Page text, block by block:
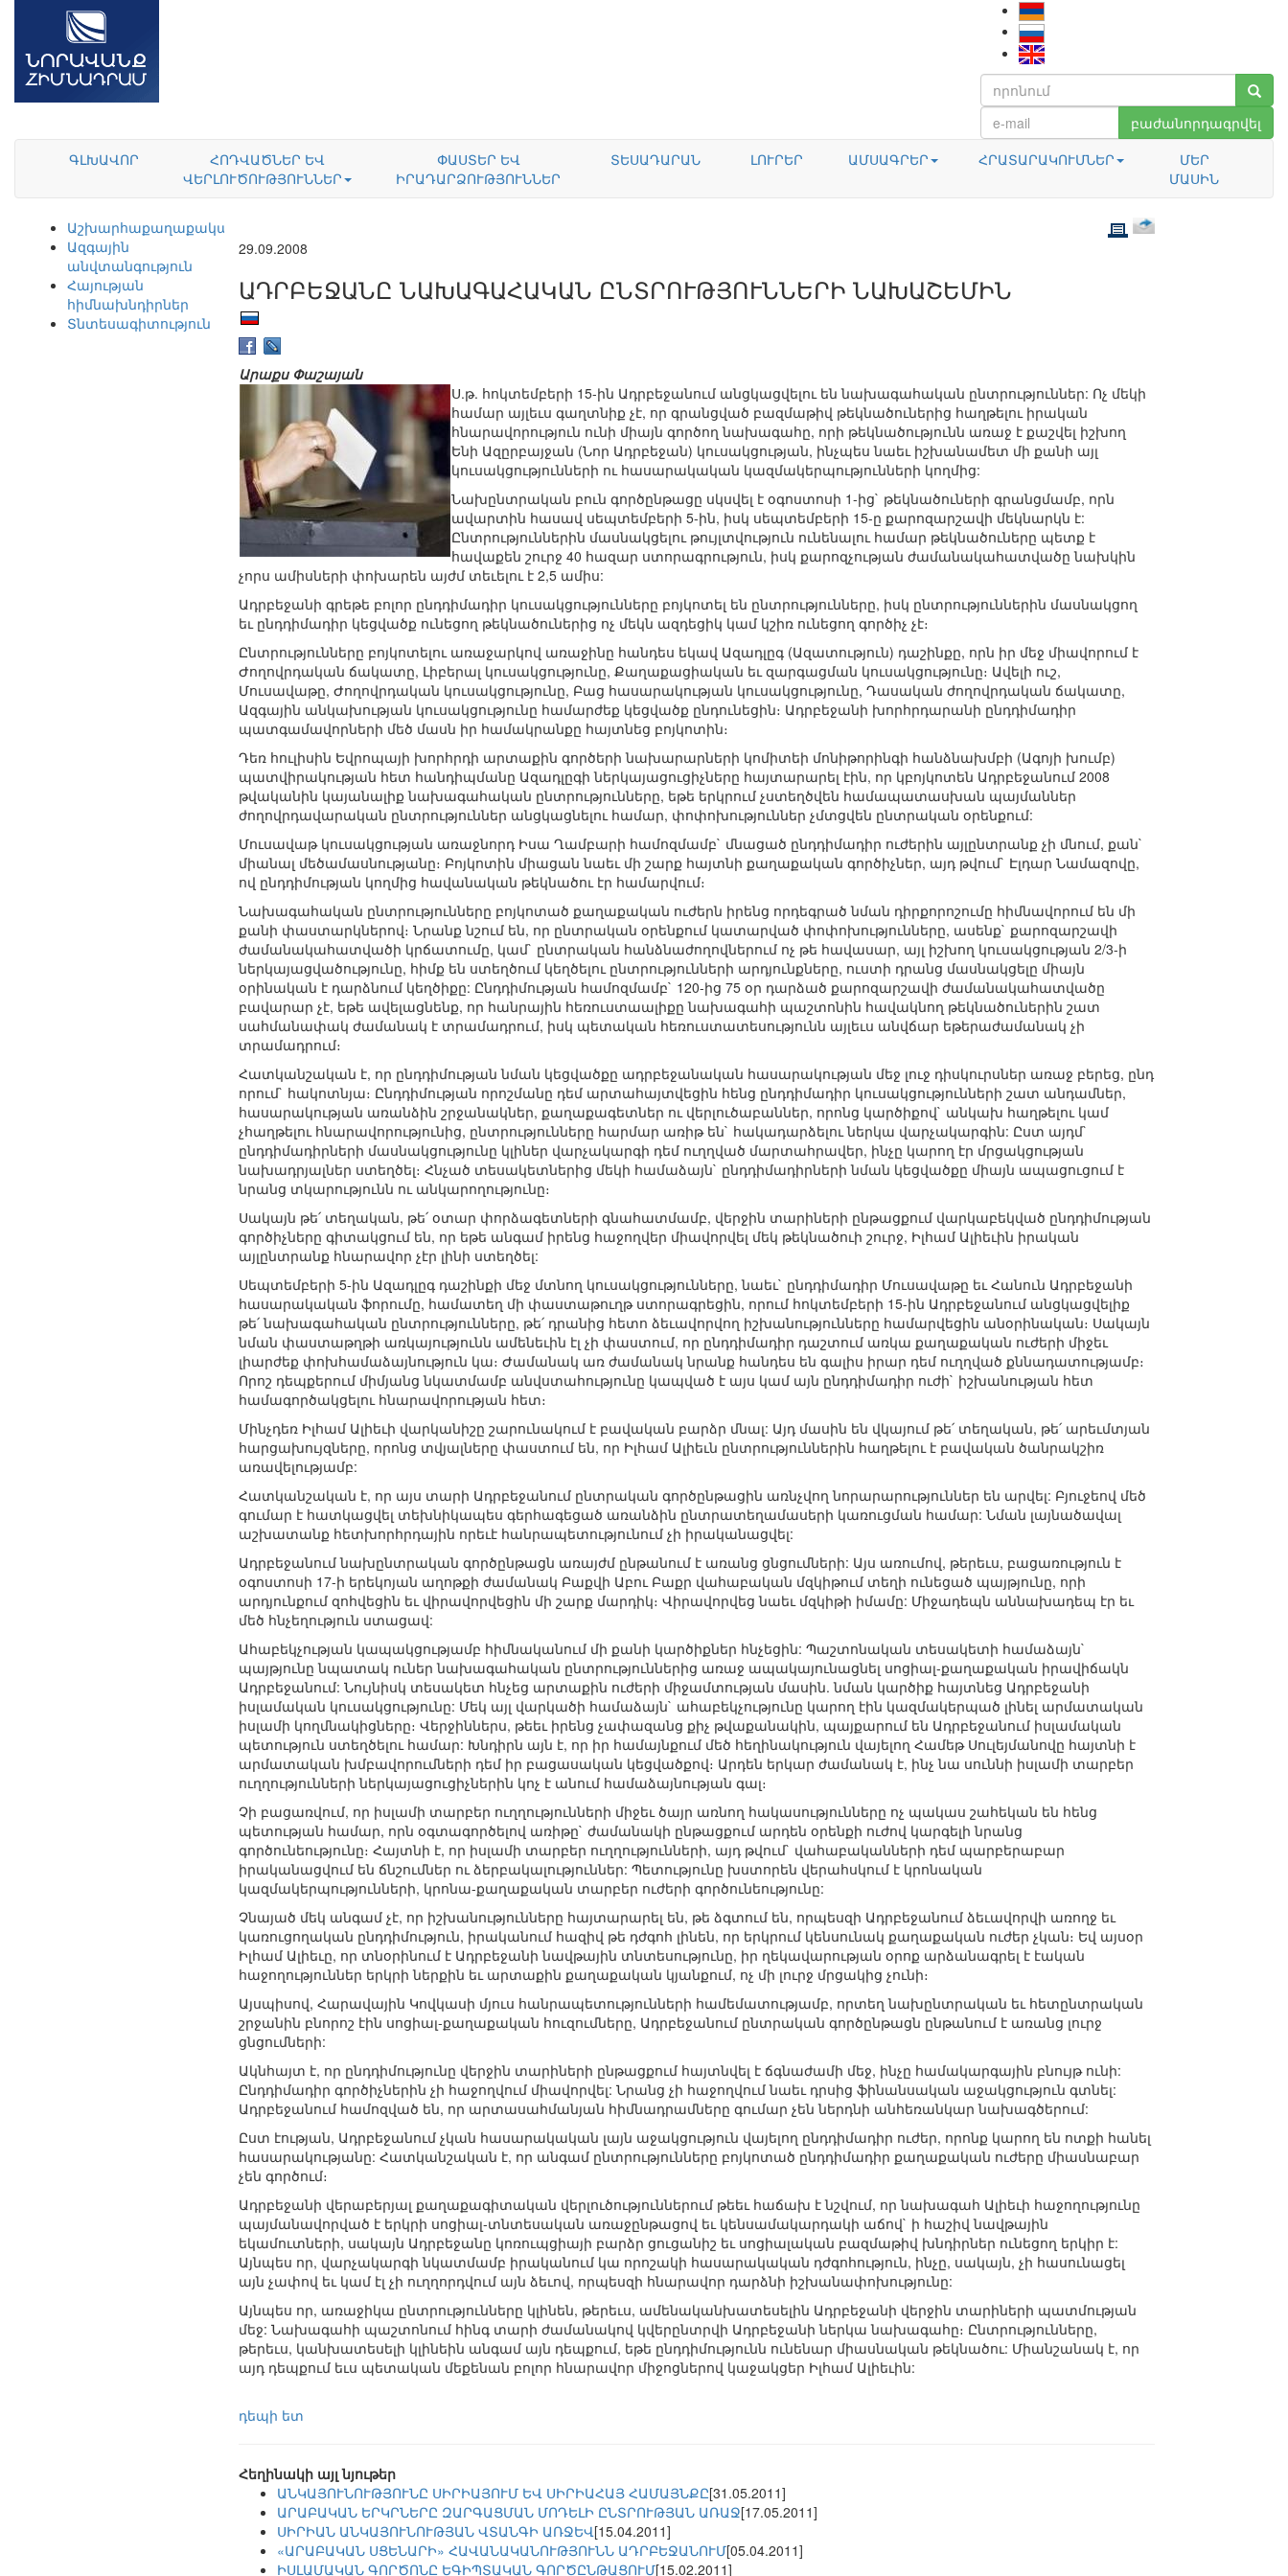
բաժանորդագրվել
ԳԼԽԱՎՈՐ
ՀՈԴՎԱԾՆԵՐ ԵՎ
ՎԵՐԼՈՒԾՈՒԹՅՈՒՆՆԵՐ
ՓԱՍՏԵՐ ԵՎ
ԻՐԱԴԱՐՁՈՒԹՅՈՒՆՆԵՐ
ՏԵՍԱԴԱՐԱՆ ԼՈՒՐԵՐ ԱՄՍԱԳՐԵՐ ՀՐԱՏԱՐԱԿՈՒՄՆԵՐ
ՄԵՐ
ՄԱՍԻՆ
Աշխարհաքաղաքականություն
Ազգային
անվտանգություն
Հայության
հիմնախնդիրներ
Տնտեսագիտություն
29.09.2008
ԱԴՐԲԵՋԱՆԸ ՆԱԽԱԳԱՀԱԿԱՆ ԸՆՏՐՈՒԹՅՈՒՆՆԵՐԻ ՆԱԽԱՇԵՄԻՆ
Արաքս Փաշայան
Ս.թ. հոկտեմբերի 15-ին Ադրբեջանում անցկացվելու են նախագահական ընտրություններ: Ոչ մեկի
համար այլեւս գաղտնիք չէ, որ գրանցված բազմաթիվ թեկնածուներից հաղթելու իրական
հնարավորություն ունի միայն գործող նախագահը, որի թեկնածությունն առաջ է քաշվել իշխող
Ենի Ազըրբայջան (Նոր Ադրբեջան) կուսակցության, ինչպես նաեւ իշխանամետ մի քանի այլ
կուսակցությունների ու հասարակական կազմակերպությունների կողմից:
Նախընտրական բուն գործընթացը սկսվել է օգոստոսի 1-ից` թեկնածուների գրանցմամբ, որն
ավարտին հասավ սեպտեմբերի 5-ին, իսկ սեպտեմբերի 15-ը քարոզարշավի մեկնարկն է:
Ընտրություններին մասնակցելու թույլտվություն ունենալու համար թեկնածուները պետք է
հավաքեն շուրջ 40 հազար ստորագրություն, իսկ քարոզչության ժամանակահատվածը նախկին
չորս ամիսների փոխարեն այժմ տեւելու է 2,5 ամիս:
Ադրբեջանի գրեթե բոլոր ընդդիմադիր կուսակցությունները բոյկոտել են ընտրությունները, իսկ ընտրություններին մասնակցող
եւ ընդդիմադիր կեցվածք ունեցող թեկնածուներից ոչ մեկն ազդեցիկ կամ կշիռ ունեցող գործիչ չէ։
Ընտրությունները բոյկոտելու առաջարկով առաջինը հանդես եկավ Ազադլըգ (Ազատություն) դաշինքը, որն իր մեջ միավորում է
Ժողովրդական ճակատը, Լիբերալ կուսակցությունը, Քաղաքացիական եւ զարգացման կուսակցությունը։ Ավելի ուշ,
Մուսավաթը, Ժողովրդական կուսակցությունը, Բաց հասարակության կուսակցությունը, Դասական ժողովրդական ճակատը,
Ազգային անկախության կուսակցությունը համարժեք կեցվածք ընդունեցին։ Ադրբեջանի խորհրդարանի ընդդիմադիր
պատգամավորների մեծ մասն իր համակրանքը հայտնեց բոյկոտին։
Դեռ հուլիսին Եվրոպայի խորհրդի արտաքին գործերի նախարարների կոմիտեի մոնիթորինգի հանձնախմբի (Ագոյի խումբ)
պատվիրակության հետ հանդիպմանը Ազադլըգի ներկայացուցիչները հայտարարել էին, որ կբոյկոտեն Ադրբեջանում 2008
թվականին կայանալիք նախագահական ընտրությունները, եթե երկրում չստեղծվեն համապատասխան պայմաններ
ժողովրդավարական ընտրություններ անցկացնելու համար, փոփոխություններ չմտցվեն ընտրական օրենքում:
Մուսավաթ կուսակցության առաջնորդ Իսա Ղամբարի համոզմամբ` մնացած ընդդիմադիր ուժերին այլընտրանք չի մնում, քան`
միանալ մեծամասնությանը։ Բոյկոտին միացան նաեւ մի շարք հայտնի քաղաքական գործիչներ, այդ թվում` Էլդար Նամազովը,
ով ընդդիմության կողմից հավանական թեկնածու էր համարվում։
Նախագահական ընտրությունները բոյկոտած քաղաքական ուժերն իրենց որդեգրած նման դիրքորոշումը հիմնավորում են մի
քանի փաստարկներով։ Նրանք նշում են, որ ընտրական օրենքում կատարված փոփոխությունները, ասենք` քարոզարշավի
ժամանակահատվածի կրճատումը, կամ` ընտրական հանձնաժողովներում ոչ թե հավասար, այլ իշխող կուսակցության 2/3-ի
ներկայացվածությունը, հիմք են ստեղծում կեղծելու ընտրությունների արդյունքները, ուստի դրանց մասնակցելը միայն
օրինական է դարձնում կեղծիքը: Ընդդիմության համոզմամբ` 120-ից 75 օր դարձած քարոզարշավի ժամանակահատվածը
բավարար չէ, եթե ավելացնենք, որ հանրային հեռուստաալիքը նախագահի պաշտոնին հավակնող թեկնածուներին շատ
սահմանափակ ժամանակ է տրամադրում, իսկ պետական հեռուստատեսությունն այլեւս անվճար եթերաժամանակ չի
տրամադրում։
Հատկանշական է, որ ընդդիմության նման կեցվածքը ադրբեջանական հասարակության մեջ լուջ դիսկուրսներ առաջ բերեց, ընդ
որում` հակոտնյա։ Ընդդիմության որոշմանը դեմ արտահայտվեցին հենց ընդդիմադիր կուսակցությունների շատ անդամներ,
հասարակության առանձին շրջանակներ, քաղաքագետներ ու վերլուծաբաններ, որոնց կարծիքով` անկախ հաղթելու կամ
չհաղթելու հնարավորությունից, ընտրությունները հարմար առիթ են` հակադարձելու ներկա վարչակարգին: Ըստ այդմ`
ընդդիմադիրների մասնակցությունը կլիներ վարչակարգի դեմ ուղղված մարտահրավեր, ինչը կարող էր մրցակցության
նախադրյալներ ստեղծել։ Հնչած տեսակետներից մեկի համաձայն` ընդդիմադիրների նման կեցվածքը միայն ապացուցում է
նրանց տկարությունն ու անկարողությունը։
Սակայն թե՛ տեղական, թե՛ օտար փորձագետների գնահատմամբ, վերջին տարիների ընթացքում վարկաբեկված ընդդիմության
գործիչները գիտակցում են, որ եթե անգամ իրենց հաջողվեր միավորվել մեկ թեկնածուի շուրջ, Իլհամ Ալիեւին իրական
այլընտրանք հնարավոր չէր լինի ստեղծել:
Սեպտեմբերի 5-ին Ազադլըգ դաշինքի մեջ մտնող կուսակցությունները, նաեւ` ընդդիմադիր Մուսավաթը եւ Հանուն Ադրբեջանի
հասարակական ֆորումը, համատեղ մի փաստաթուղթ ստորագրեցին, որում հոկտեմբերի 15-ին Ադրբեջանում անցկացվելիք
թե՛ նախագահական ընտրությունները, թե՛ դրանից հետո ձեւավորվող իշխանությունները համարվեցին անօրինական։ Սակայն
նման փաստաթղթի առկայությունն ամենեւին էլ չի փաստում, որ ընդդիմադիր դաշտում առկա քաղաքական ուժերի միջեւ
լիարժեք փոխհամաձայնություն կա։ Ժամանակ առ ժամանակ նրանք հանդես են գալիս իրար դեմ ուղղված քննադատությամբ։
Որոշ դեպքերում միմյանց նկատմամբ անվստահությունը կապված է այս կամ այն ընդդիմադիր ուժի` իշխանության հետ
համագործակցելու հնարավորության հետ։
Մինչդեռ Իլհամ Ալիեւի վարկանիշը շարունակում է բավական բարձր մնալ: Այդ մասին են վկայում թե՛ տեղական, թե՛ արեւմտյան
հարցախույզները, որոնց տվյալները փաստում են, որ Իլհամ Ալիեւն ընտրություններին հաղթելու է բավական ծանրակշիռ
առավելությամբ:
Հատկանշական է, որ այս տարի Ադրբեջանում ընտրական գործընթացին առնչվող նորարարություններ են արվել: Բյուջեով մեծ
գումար է հատկացվել տեխնիկապես գերհագեցած առանձին ընտրատեղամասերի կառուցման համար: Նման լայնածավալ
աշխատանք հետխորհրդային որեւէ հանրապետությունում չի իրականացվել:
Ադրբեջանում նախընտրական գործընթացն առայժմ ընթանում է առանց ցնցումների: Այս առումով, թերեւս, բացառություն է
օգոստոսի 17-ի երեկոյան աղոթքի ժամանակ Բաքվի Աբու Բաքր վահաբական մզկիթում տեղի ունեցած պայթյունը, որի
արդյունքում զոհվեցին եւ վիրավորվեցին մի շարք մարդիկ։ Վիրավորվեց նաեւ մզկիթի իմամը: Միջադեպն աննախադեպ էր եւ
մեծ հնչեղություն ստացավ:
Ահաբեկչության կապակցությամբ հիմնականում մի քանի կարծիքներ հնչեցին: Պաշտոնական տեսակետի համաձայն`
պայթյունը նպատակ ուներ նախագահական ընտրություններից առաջ ապակայունացնել սոցիալ-քաղաքական իրավիճակն
Ադրբեջանում: Նույնիսկ տեսակետ հնչեց արտաքին ուժերի միջամտության մասին. նման կարծիք հայտնեց Ադրբեջանի
իսլամական կուսակցությունը: Մեկ այլ վարկածի համաձայն` ահաբեկչությունը կարող էին կազմակերպած լինել արմատական
իսլամի կողմնակիցները։ Վերջիններս, թեեւ իրենց չափազանց քիչ թվաքանակին, պայքարում են Ադրբեջանում իսլամական
պետություն ստեղծելու համար: Խնդիրն այն է, որ իր համայնքում մեծ հեղինակություն վայելող Համեթ Սուլեյմանովը հայտնի է
արմատական խմբավորումների դեմ իր բացասական կեցվածքով։ Արդեն երկար ժամանակ է, ինչ նա սուննի իսլամի տարբեր
ուղղությունների ներկայացուցիչներին կոչ է անում համաձայնության գալ։
Չի բացառվում, որ իսլամի տարբեր ուղղությունների միջեւ ծայր առնող հակասությունները ոչ պակաս շահեկան են հենց
պետության համար, որն օգտագործելով առիթը` ժամանակի ընթացքում արդեն օրենքի ուժով կարգելի նրանց
գործունեությունը։ Հայտնի է, որ իսլամի տարբեր ուղղությունների, այդ թվում` վահաբականների դեմ պարբերաբար
իրականացվում են ճնշումներ ու ձերբակալություններ: Պետությունը խստորեն վերահսկում է կրոնական
կազմակերպությունների, կրոնա-քաղաքական տարբեր ուժերի գործունեությունը:
Չնայած մեկ անգամ չէ, որ իշխանությունները հայտարարել են, թե ձգտում են, որպեսզի Ադրբեջանում ձեւավորվի առողջ եւ
կառուցողական ընդդիմություն, իրականում հազիվ թե դժգոհ լինեն, որ երկրում կենսունակ քաղաքական ուժեր չկան։ Եվ այսօր
Իլհամ Ալիեւը, որ տնօրինում է Ադրբեջանի նավթային տնտեսությունը, իր ղեկավարության օրոք արձանագրել է էական
հաջողություններ երկրի ներքին եւ արտաքին քաղաքական կյանքում, ոչ մի լուրջ մրցակից չունի։
Այսպիսով, Հարավային Կովկասի մյուս հանրապետությունների համեմատությամբ, որտեղ նախընտրական եւ հետընտրական
շրջանին բնորոշ էին սոցիալ-քաղաքական հուզումները, Ադրբեջանում ընտրական գործընթացն ընթանում է առանց լուրջ
ցնցումների:
Ակնհայտ է, որ ընդդիմությունը վերջին տարիների ընթացքում հայտնվել է ճգնաժամի մեջ, ինչը համակարգային բնույթ ունի:
Ընդդիմադիր գործիչներին չի հաջողվում միավորվել: Նրանց չի հաջողվում նաեւ դրսից ֆինանսական աջակցություն գտնել:
Ադրբեջանում համոզված են, որ արտասահմանյան հիմնադրամները գումար չեն ներդնի անհեռանկար նախագծերում:
Ըստ էության, Ադրբեջանում չկան հասարակական լայն աջակցություն վայելող ընդդիմադիր ուժեր, որոնք կարող են ոտքի հանել
հասարակությանը: Հատկանշական է, որ անգամ ընտրությունները բոյկոտած ընդդիմադիր քաղաքական ուժերը միասնաբար
չեն գործում։
Ադրբեջանի վերաբերյալ քաղաքագիտական վերլուծություններում թեեւ հաճախ է նշվում, որ նախագահ Ալիեւի հաջողությունը
պայմանավորված է երկրի սոցիալ-տնտեսական առաջընթացով եւ կենսամակարդակի աճով` ի հաշիվ նավթային
եկամուտների, սակայն Ադրբեջանը կոռուպցիայի բարձր ցուցանիշ եւ սոցիալական բազմաթիվ խնդիրներ ունեցող երկիր է:
Այնպես որ, վարչակարգի նկատմամբ իրականում կա որոշակի հասարակական դժգոհություն, ինչը, սակայն, չի հասունացել
այն չափով եւ կամ էլ չի ուղղորդվում այն ձեւով, որպեսզի հնարավոր դարձնի իշխանափոխությունը:
Այնպես որ, առաջիկա ընտրությունները կլինեն, թերեւս, ամենականխատեսելին Ադրբեջանի վերջին տարիների պատմության
մեջ: Նախագահի պաշտոնում հինգ տարի ժամանակով կվերընտրվի Ադրբեջանի ներկա նախագահը։ Ընտրությունները,
թերեւս, կանխատեսելի կլինեին անգամ այն դեպքում, եթե ընդդիմությունն ունենար միասնական թեկնածու: Միանշանակ է, որ
այդ դեպքում եւս պետական մեքենան բոլոր հնարավոր միջոցներով կաջակցեր Իլհամ Ալիեւին:
դեպի ետ
Հեղինակի այլ նյութեր
ԱՆԿԱՅՈՒՆՈՒԹՅՈՒՆԸ ՍԻՐԻԱՅՈՒՄ ԵՎ ՍԻՐԻԱՀԱՅ ՀԱՄԱՅՆՔԸ[31.05.2011]
ԱՐԱԲԱԿԱՆ ԵՐԿՐՆԵՐԸ ԶԱՐԳԱՑՄԱՆ ՄՈԴԵԼԻ ԸՆՏՐՈՒԹՅԱՆ ԱՌԱՋ[17.05.2011]
ՍԻՐԻԱՆ ԱՆԿԱՅՈՒՆՈՒԹՅԱՆ ՎՏԱՆԳԻ ԱՌՋԵՎ[15.04.2011]
«ԱՐԱԲԱԿԱՆ ՍՑԵՆԱՐԻ» ՀԱՎԱՆԱԿԱՆՈՒԹՅՈՒՆՆ ԱԴՐԲԵՋԱՆՈՒՄ[05.04.2011]
ԻՍԼԱՄԱԿԱՆ ԳՈՐԾՈՆԸ ԵԳԻՊՏԱԿԱՆ ԳՈՐԾԸՆԹԱՑՈՒՄ[15.02.2011]